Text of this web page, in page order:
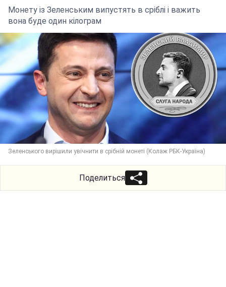
Монету із Зеленським випустять в сріблі і важить
вона буде один кілограм
Зеленського вирішили увічнити в срібній монеті (Колаж РБК-Україна)
Поделиться